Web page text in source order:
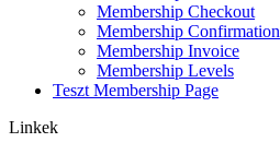
Membership Checkout
Membership Confirmation
Membership Invoice
Membership Levels
Teszt Membership Page
Linkek